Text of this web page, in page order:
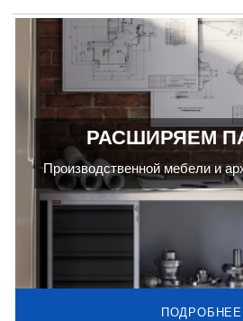
РАСШИРЯЕМ
Производственной мебели и
ПОДРОБНЕЕ